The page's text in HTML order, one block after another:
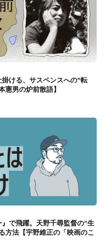
ける、サスペンスへの“転
憲男の炉前散語】
で飛躍。天野千尋監督の“生
方法【宇野維正の「映画のこ